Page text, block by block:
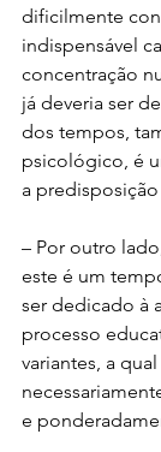
dificilmente
indispensável
concentração
já deveria ser
dos tempos,
psicológico, é
a
– Por outro
este é um
ser dedicado à
processo
variantes, a
e